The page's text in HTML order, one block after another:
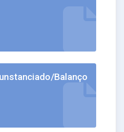
Balanço